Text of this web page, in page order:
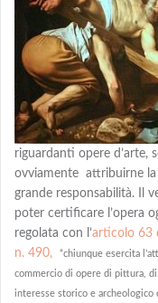
riguardanti opere d’arte,
ovviamente attribuirne
grande responsabilità. Il
poter certificare l’opera
regolata con l’articolo 63
n. 490,
“chiunque esercita
commercio di opere di pittura,
interesse storico e archeologico